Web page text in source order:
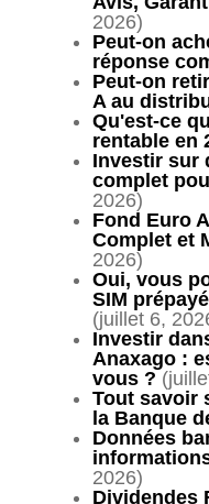
2026)
Peut-on
réponse
Peut-on
A au
Qu'est-ce
rentable en
Investir sur
complet
2026)
Fond Euro
Complet et
2026)
Oui, vous
SIM
(juillet 6,
Investir
Anaxago :
vous ?
Tout savoir
la Banque
Données
2026)
Dividendes